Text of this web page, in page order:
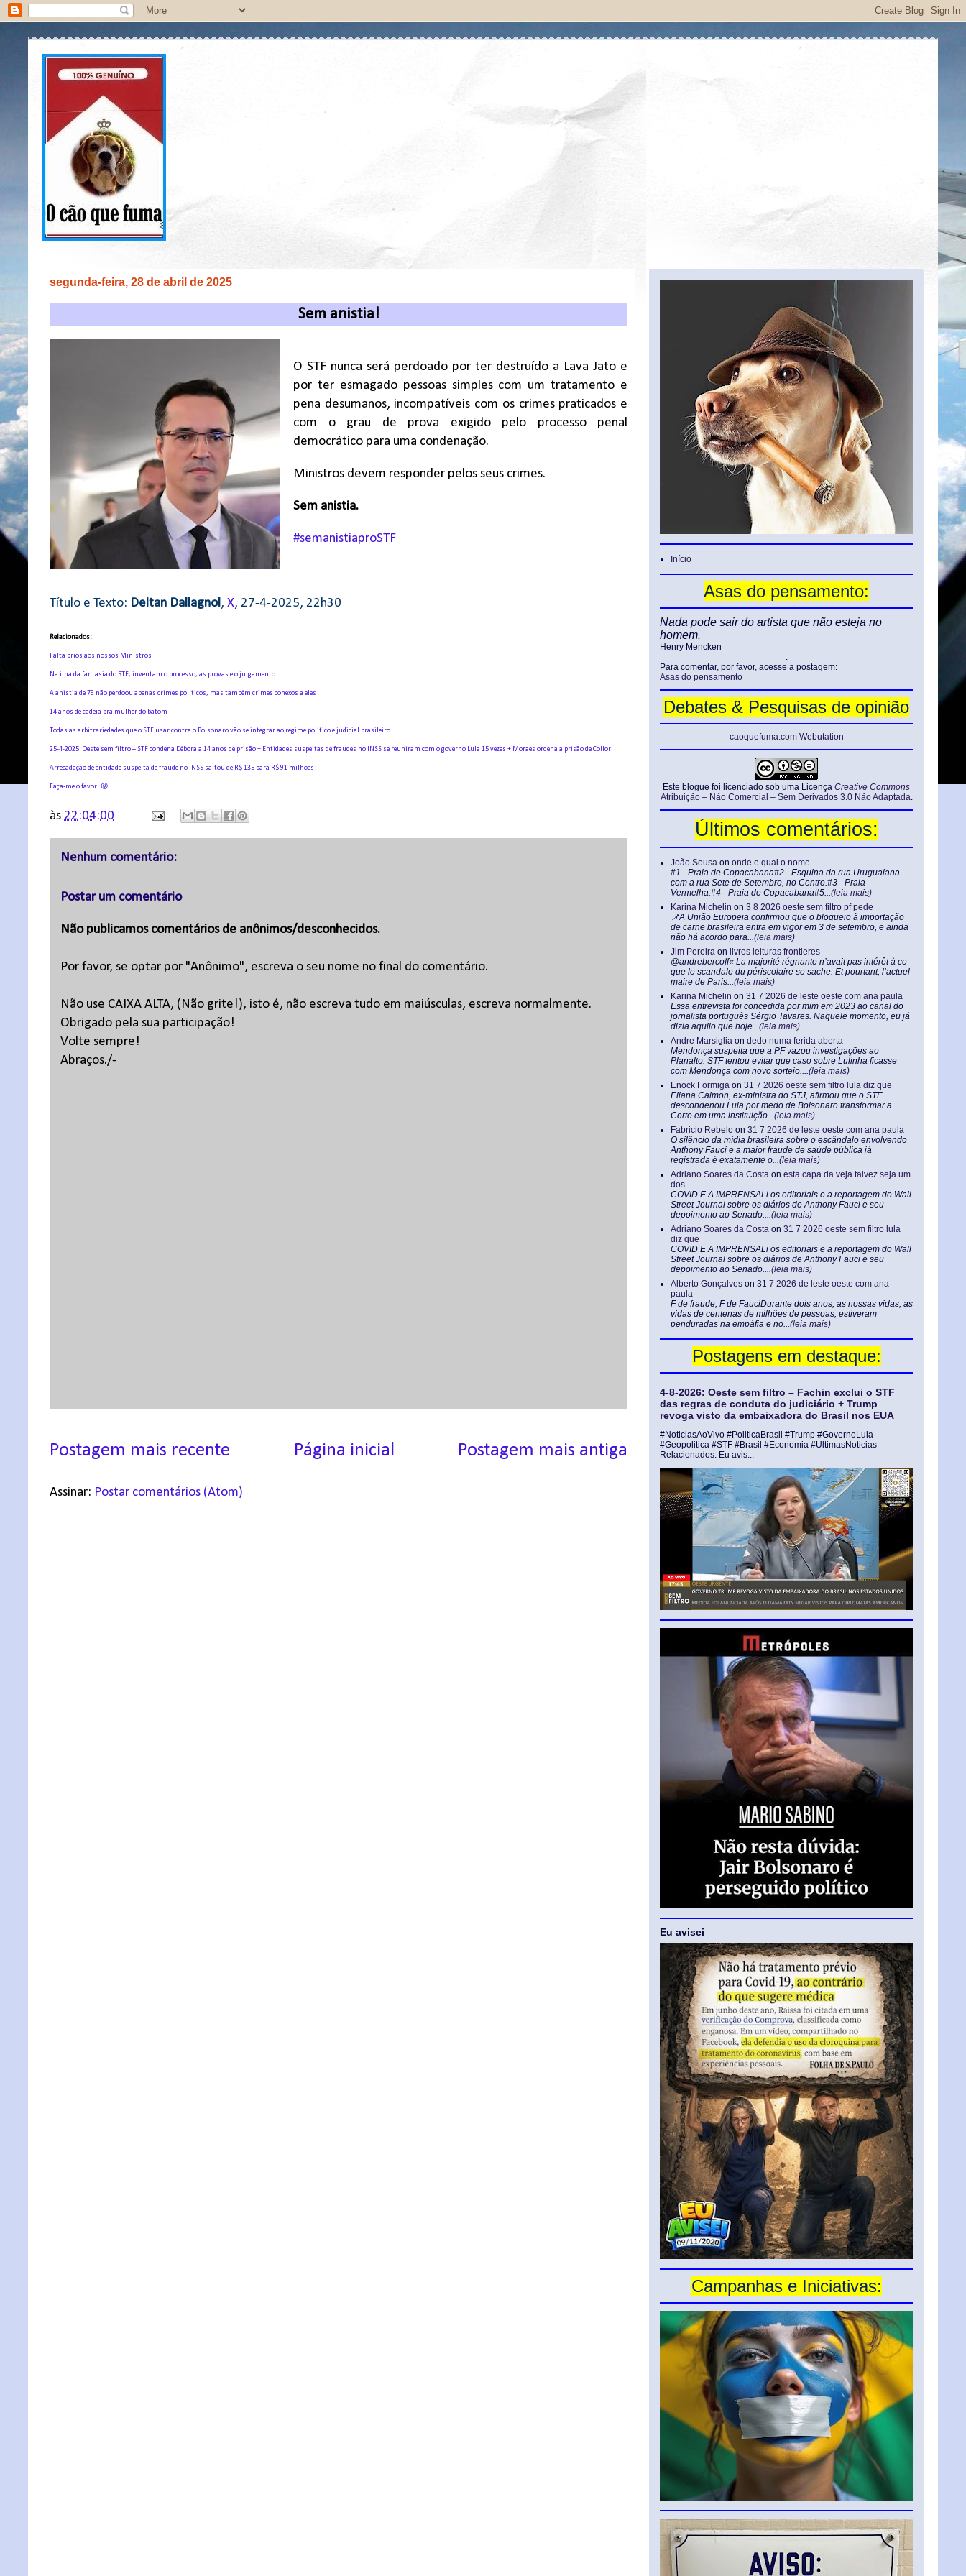
segunda-feira, 28 de abril de 2025
Sem anistia!
O STF nunca será perdoado por ter destruído a Lava Jato e
por ter esmagado pessoas simples com um tratamento e
pena desumanos, incompatíveis com os crimes praticados e
com o grau de prova exigido pelo processo penal
democrático para uma condenação.
Ministros devem responder pelos seus crimes.
Sem anistia.
#semanistiaproSTF
Título e Texto: Deltan Dallagnol, X, 27-4-2025, 22h30
Relacionados:
Falta brios aos nossos Ministros
Na ilha da fantasia do STF, inventam o processo, as provas e o julgamento
A anistia de 79 não perdoou apenas crimes políticos, mas também crimes conexos a eles
14 anos de cadeia pra mulher do batom
Todas as arbitrariedades que o STF usar contra o Bolsonaro vão se integrar ao regime político e judicial brasileiro
25-4-2025: Oeste sem filtro – STF condena Débora a 14 anos de prisão + Entidades suspeitas de fraudes no INSS se reuniram com o governo Lula 15 vezes + Moraes ordena a prisão de Collor
Arrecadação de entidade suspeita de fraude no INSS saltou de R$ 135 para R$ 91 milhões
Faça-me o favor! 😡
às 22:04:00
Nenhum comentário:
Postar um comentário
Não publicamos comentários de anônimos/desconhecidos.
Por favor, se optar por "Anônimo", escreva o seu nome no final do comentário.
Não use CAIXA ALTA, (Não grite!), isto é, não escreva tudo em maiúsculas, escreva normalmente.
Obrigado pela sua participação!
Volte sempre!
Abraços./-
Postagem mais recente Postagem mais antiga
Página inicial
Assinar: Postar comentários (Atom)
Início
Asas do pensamento:
Nada pode sair do artista que não esteja no
homem.
Henry Mencken
.
Para comentar, por favor, acesse a postagem:
Asas do pensamento
Debates & Pesquisas de opinião
caoquefuma.com Webutation
Este blogue foi licenciado sob uma Licença Creative Commons
Atribuição – Não Comercial – Sem Derivados 3.0 Não Adaptada.
Últimos comentários:
João Sousa on onde e qual o nome
#1 - Praia de Copacabana#2 - Esquina da rua Uruguaiana
com a rua Sete de Setembro, no Centro.#3 - Praia
Vermelha.#4 - Praia de Copacabana#5...(leia mais)
Karina Michelin on 3 8 2026 oeste sem filtro pf pede
📌A União Europeia confirmou que o bloqueio à importação
de carne brasileira entra em vigor em 3 de setembro, e ainda
não há acordo para...(leia mais)
Jim Pereira on livros leituras frontieres
@andrebercoff« La majorité régnante n’avait pas intérêt à ce
que le scandale du périscolaire se sache. Et pourtant, l’actuel
maire de Paris...(leia mais)
Karina Michelin on 31 7 2026 de leste oeste com ana paula
Essa entrevista foi concedida por mim em 2023 ao canal do
jornalista português Sérgio Tavares. Naquele momento, eu já
dizia aquilo que hoje...(leia mais)
Andre Marsiglia on dedo numa ferida aberta
Mendonça suspeita que a PF vazou investigações ao
Planalto. STF tentou evitar que caso sobre Lulinha ficasse
com Mendonça com novo sorteio....(leia mais)
Enock Formiga on 31 7 2026 oeste sem filtro lula diz que
Eliana Calmon, ex-ministra do STJ, afirmou que o STF
descondenou Lula por medo de Bolsonaro transformar a
Corte em uma instituição...(leia mais)
Fabricio Rebelo on 31 7 2026 de leste oeste com ana paula
O silêncio da mídia brasileira sobre o escândalo envolvendo
Anthony Fauci e a maior fraude de saúde pública já
registrada é exatamente o...(leia mais)
Adriano Soares da Costa on esta capa da veja talvez seja um
dos
COVID E A IMPRENSALi os editoriais e a reportagem do Wall
Street Journal sobre os diários de Anthony Fauci e seu
depoimento ao Senado....(leia mais)
Adriano Soares da Costa on 31 7 2026 oeste sem filtro lula
diz que
COVID E A IMPRENSALi os editoriais e a reportagem do Wall
Street Journal sobre os diários de Anthony Fauci e seu
depoimento ao Senado....(leia mais)
Alberto Gonçalves on 31 7 2026 de leste oeste com ana
paula
F de fraude, F de FauciDurante dois anos, as nossas vidas, as
vidas de centenas de milhões de pessoas, estiveram
penduradas na empáfia e no...(leia mais)
Postagens em destaque:
4-8-2026: Oeste sem filtro – Fachin exclui o STF
das regras de conduta do judiciário + Trump
revoga visto da embaixadora do Brasil nos EUA
#NoticiasAoVivo #PoliticaBrasil #Trump #GovernoLula
#Geopolitica #STF #Brasil #Economia #UltimasNoticias
Relacionados: Eu avis...
Eu avisei
Campanhas e Iniciativas: